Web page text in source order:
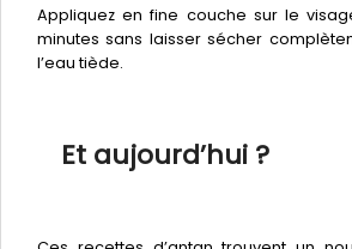
Appliquez en fine couche sur le
minutes sans laisser sécher
l’eau tiède.
Et aujourd’hui ?